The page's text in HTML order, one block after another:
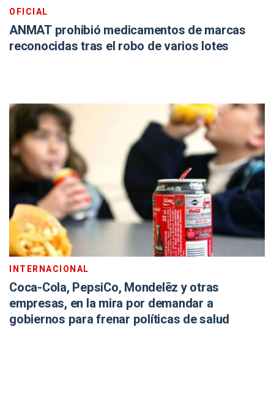
OFICIAL
ANMAT prohibió medicamentos de marcas
reconocidas tras el robo de varios lotes
INTERNACIONAL
Coca-Cola, PepsiCo, Mondelēz y otras
empresas, en la mira por demandar a
gobiernos para frenar políticas de salud